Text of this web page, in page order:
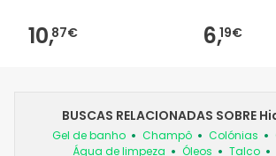
10,87€ 6,19€
BUSCAS RELACIONADAS SOBRE
Gel de banho Champô Colónias
Água de limpeza
Óleos Talco